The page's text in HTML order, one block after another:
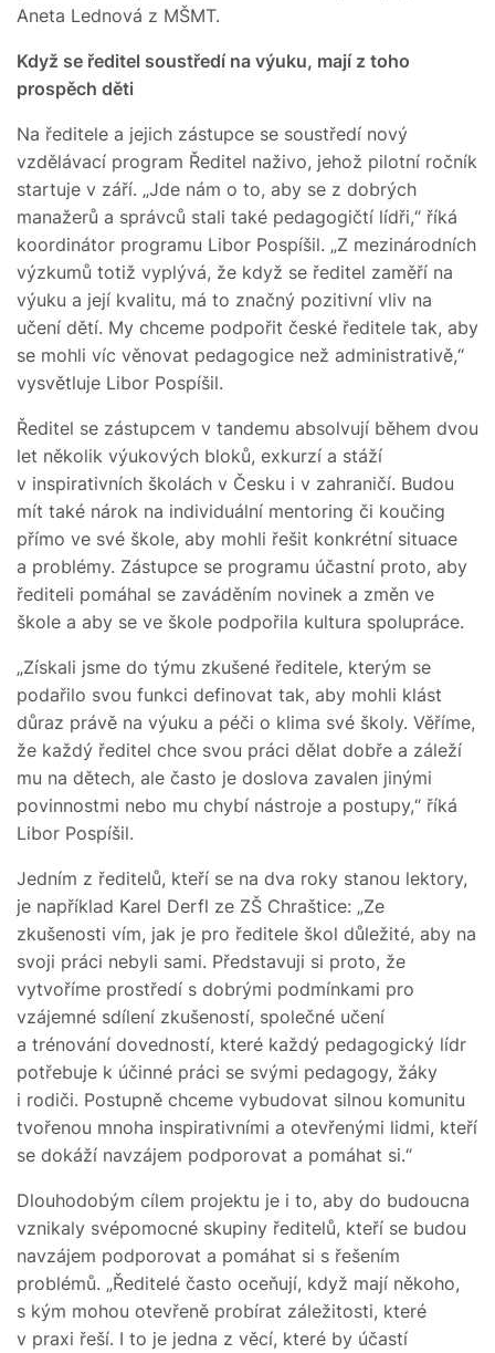
Aneta Lednová z MŠMT.
Když se ředitel soustředí na výuku, mají z toho
prospěch děti
Na ředitele a jejich zástupce se soustředí nový
vzdělávací program Ředitel naživo, jehož pilotní ročník
startuje v září. „Jde nám o to, aby se z dobrých
manažerů a správců stali také pedagogičtí lídři,“ říká
koordinátor programu Libor Pospíšil. „Z mezinárodních
výzkumů totiž vyplývá, že když se ředitel zaměří na
výuku a její kvalitu, má to značný pozitivní vliv na
učení dětí. My chceme podpořit české ředitele tak, aby
se mohli víc věnovat pedagogice než administrativě,“
vysvětluje Libor Pospíšil.
Ředitel se zástupcem v tandemu absolvují během dvou
let několik výukových bloků, exkurzí a stáží
v inspirativních školách v Česku i v zahraničí. Budou
mít také nárok na individuální mentoring či koučing
přímo ve své škole, aby mohli řešit konkrétní situace
a problémy. Zástupce se programu účastní proto, aby
řediteli pomáhal se zaváděním novinek a změn ve
škole a aby se ve škole podpořila kultura spolupráce.
„Získali jsme do týmu zkušené ředitele, kterým se
podařilo svou funkci definovat tak, aby mohli klást
důraz právě na výuku a péči o klima své školy. Věříme,
že každý ředitel chce svou práci dělat dobře a záleží
mu na dětech, ale často je doslova zavalen jinými
povinnostmi nebo mu chybí nástroje a postupy,“ říká
Libor Pospíšil.
Jedním z ředitelů, kteří se na dva roky stanou lektory,
je například Karel Derfl ze ZŠ Chraštice: „Ze
zkušenosti vím, jak je pro ředitele škol důležité, aby na
svoji práci nebyli sami. Představuji si proto, že
vytvoříme prostředí s dobrými podmínkami pro
vzájemné sdílení zkušeností, společné učení
a trénování dovedností, které každý pedagogický lídr
potřebuje k účinné práci se svými pedagogy, žáky
i rodiči. Postupně chceme vybudovat silnou komunitu
tvořenou mnoha inspirativními a otevřenými lidmi, kteří
se dokáží navzájem podporovat a pomáhat si.“
Dlouhodobým cílem projektu je i to, aby do budoucna
vznikaly svépomocné skupiny ředitelů, kteří se budou
navzájem podporovat a pomáhat si s řešením
problémů. „Ředitelé často oceňují, když mají někoho,
s kým mohou otevřeně probírat záležitosti, které
v praxi řeší. I to je jedna z věcí, které by účastí